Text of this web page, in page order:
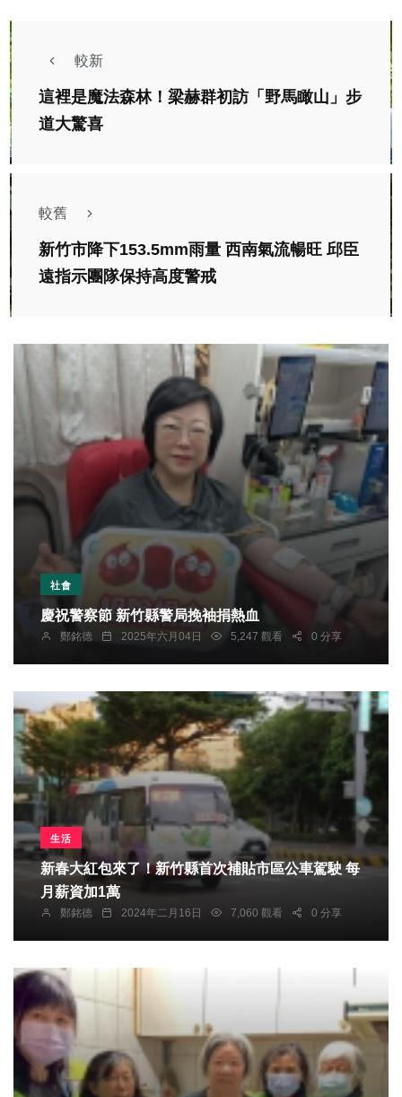
較新
這裡是魔法森林！梁赫群初訪「野馬瞰山」步
道大驚喜
較舊
新竹市降下153.5mm雨量 西南氣流暢旺 邱臣
遠指示團隊保持高度警戒
社會
慶祝警察節 新竹縣警局挽袖捐熱血
鄭銘德 2025年六月04日 5,247 觀看 0 分享
生活
新春大紅包來了！新竹縣首次補貼市區公車駕駛 每
月薪資加1萬
鄭銘德 2024年二月16日 7,060 觀看 0 分享